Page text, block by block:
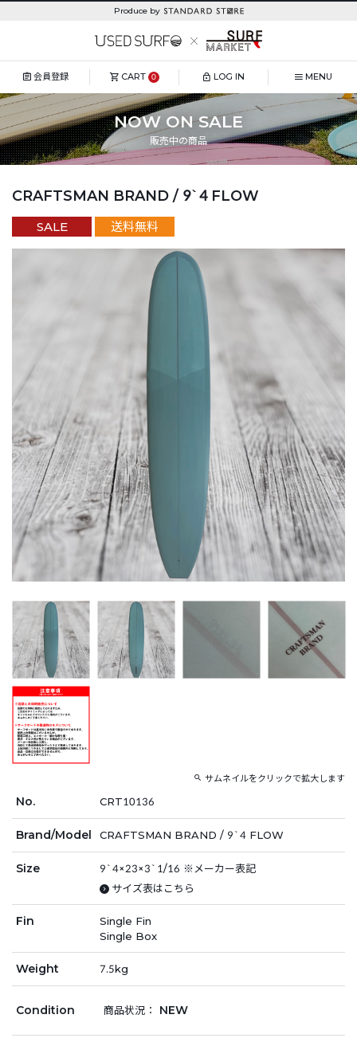
Produce by
会員登録 CART 0 LOG IN MENU
NOW ON SALE
販売中の商品
CRAFTSMAN BRAND / 9`4 FLOW
SALE 送料無料
サムネイルをクリックで拡大します
No. CRT10136
Brand/Model CRAFTSMAN BRAND / 9`4 FLOW
Size
9`4×23×3`1/16 ※メーカー表記
サイズ表はこちら
Fin
Single Fin
Single Box
Weight 7.5kg
Condition 商品状況： NEW